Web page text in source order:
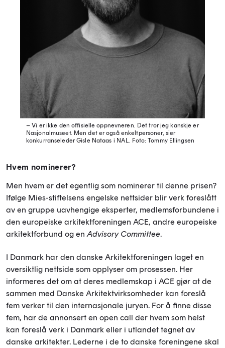
– Vi er ikke den offisielle oppnevneren. Det tror jeg kanskje er
Nasjonalmuseet. Men det er også enkeltpersoner, sier
konkurranseleder Gisle Nataas i NAL.
Foto: Tommy Ellingsen
Hvem nominerer?
Men hvem er det egentlig som nominerer til denne prisen?
Ifølge Mies-stiftelsens engelske nettsider blir verk foreslått
av en gruppe uavhengige eksperter, medlemsforbundene i
den europeiske arkitektforeningen ACE, andre europeiske
arkitektforbund og en Advisory Committee.
I Danmark har den danske Arkitektforeningen laget en
oversiktlig nettside som opplyser om prosessen. Her
informeres det om at deres medlemskap i ACE gjør at de
sammen med Danske Arkitektvirksomheder kan foreslå
fem verker til den internasjonale juryen. For å finne disse
fem, har de annonsert en open call der hvem som helst
kan foreslå verk i Danmark eller i utlandet tegnet av
danske arkitekter. Lederne i de to danske foreningene skal